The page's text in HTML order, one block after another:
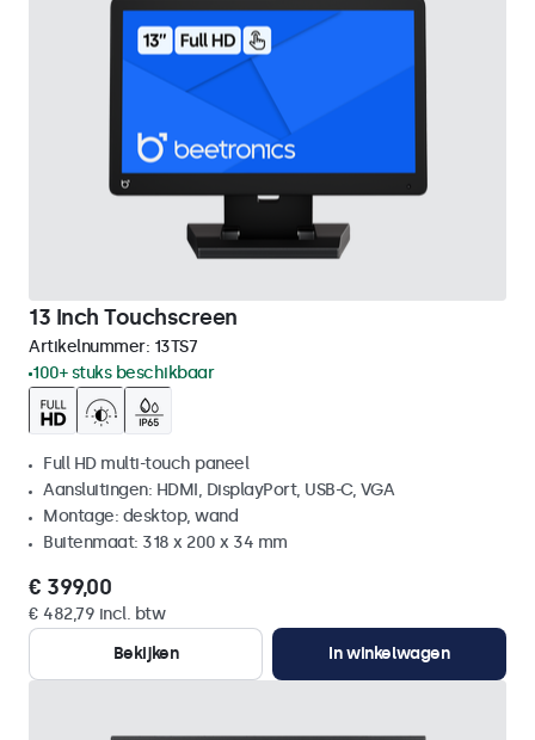
13 Inch Touchscreen
Artikelnummer: 13TS7
100+ stuks beschikbaar
Full HD multi-touch paneel
Aansluitingen: HDMI, DisplayPort, USB-C, VGA
Montage: desktop, wand
Buitenmaat: 318 x 200 x 34 mm
€ 399,00
€ 482,79 incl. btw
Bekijken
In winkelwagen